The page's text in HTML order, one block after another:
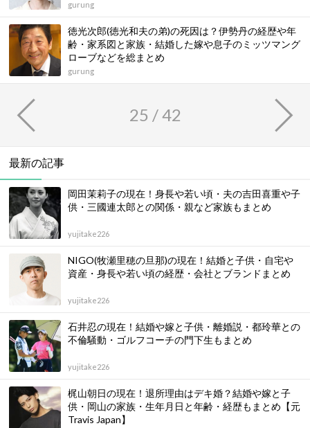
gurung
徳光次郎(徳光和夫の弟)の死因は？伊勢丹の経歴や年
齢・家系図と家族・結婚した嫁や息子のミッツマング
ローブなどを総まとめ
gurung
25 / 42
最新の記事
岡田茉莉子の現在！身長や若い頃・夫の吉田喜重や子
供・三國連太郎との関係・親など家族もまとめ
yujitake226
NIGO(牧瀬里穂の旦那)の現在！結婚と子供・自宅や
資産・身長や若い頃の経歴・会社とブランドまとめ
yujitake226
石井忍の現在！結婚や嫁と子供・離婚説・都玲華との
不倫騒動・ゴルフコーチの門下生もまとめ
yujitake226
梶山朝日の現在！退所理由はデキ婚？結婚や嫁と子
供・岡山の家族・生年月日と年齢・経歴もまとめ【元
Travis Japan】